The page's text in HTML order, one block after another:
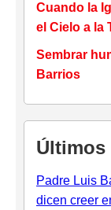
Cuando la
el Cielo a la
Sembrar
Barrios
Últimos
Padre Luis
dicen creer